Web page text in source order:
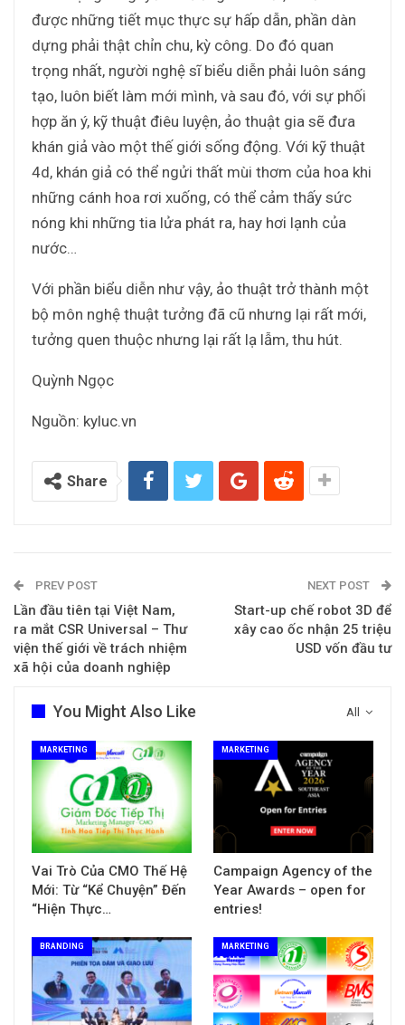
được những tiết mục thực sự hấp dẫn, phần dàn
dựng phải thật chỉn chu, kỳ công. Do đó quan
trọng nhất, người nghệ sĩ biểu diễn phải luôn sáng
tạo, luôn biết làm mới mình, và sau đó, với sự phối
hợp ăn ý, kỹ thuật điêu luyện, ảo thuật gia sẽ đưa
khán giả vào một thế giới sống động. Với kỹ thuật
4d, khán giả có thể ngửi thất mùi thơm của hoa khi
những cánh hoa rơi xuống, có thể cảm thấy sức
nóng khi những tia lửa phát ra, hay hơi lạnh của
nước…
Với phần biểu diễn như vậy, ảo thuật trở thành một
bộ môn nghệ thuật tưởng đã cũ nhưng lại rất mới,
tưởng quen thuộc nhưng lại rất lạ lẫm, thu hút.
Quỳnh Ngọc
Nguồn: kyluc.vn
Share
PREV POST
Lần đầu tiên tại Việt Nam,
ra mắt CSR Universal – Thư
viện thế giới về trách nhiệm
xã hội của doanh nghiệp
NEXT POST
Start-up chế robot 3D để
xây cao ốc nhận 25 triệu
USD vốn đầu tư
All
You Might Also Like
MARKETING
Vai Trò Của CMO Thế Hệ
Mới: Từ “Kể Chuyện” Đến
“Hiện Thực…
MARKETING
Campaign Agency of the
Year Awards – open for
entries!
BRANDING MARKETING